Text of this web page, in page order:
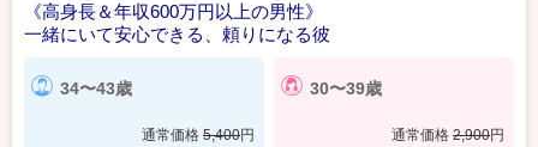
《高身長＆年収600万円以上の男性》
一緒にいて安心できる、頼りになる彼
34〜43歳
通常価格 5,400円
30〜39歳
通常価格 2,900円